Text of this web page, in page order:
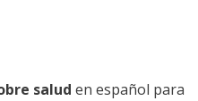
salud en español para